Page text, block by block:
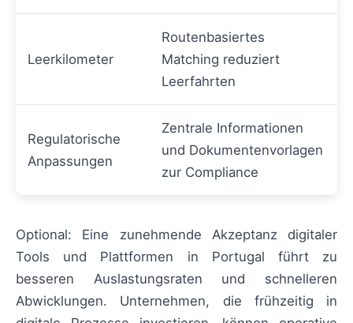
Leerkilometer
Routenbasiertes
Matching reduziert
Leerfahrten
Regulatorische
Anpassungen
Zentrale Informationen
und Dokumentenvorlagen
zur Compliance
Optional: Eine zunehmende Akzeptanz digitaler
Tools und Plattformen in Portugal führt zu
besseren Auslastungsraten und schnelleren
Abwicklungen. Unternehmen, die frühzeitig in